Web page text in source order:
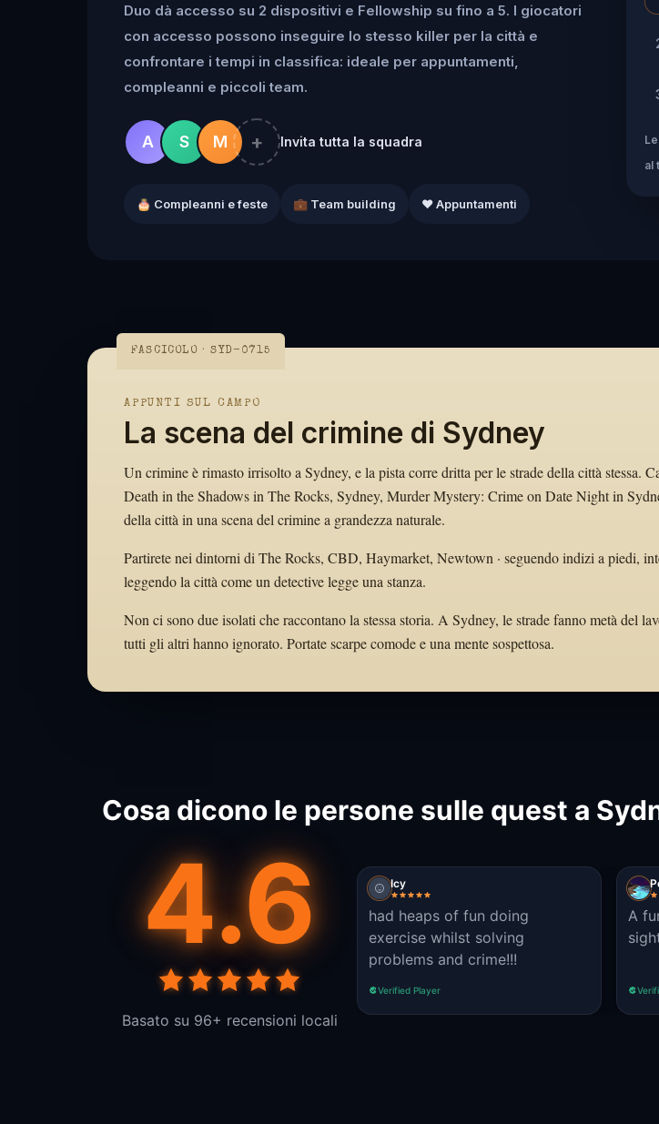
Duo dà accesso su 2 dispositivi e Fellowship su fino a 5. I giocatori
con accesso possono inseguire lo stesso killer per la città e
confrontare i tempi in classifica: ideale per appuntamenti,
compleanni e piccoli team.
A S M + Invita tutta la squadra
🎂 Compleanni e feste 💼 Team building ❤️ Appuntamenti
al
FASCICOLO · SYD-0715
APPUNTI SUL CAMPO
La scena del crimine di Sydney
Un crimine è rimasto irrisolto a Sydney, e la pista corre dritta per le strade della città stessa.
Death in the Shadows in The Rocks, Sydney, Murder Mystery: Crime on Date Night in
della città in una scena del crimine a grandezza naturale.
Partirete nei dintorni di The Rocks, CBD, Haymarket, Newtown · seguendo indizi a piedi,
leggendo la città come un detective legge una stanza.
Non ci sono due isolati che raccontano la stessa storia. A Sydney, le strade fanno metà del
tutti gli altri hanno ignorato. Portate scarpe comode e una mente sospettosa.
Cosa dicono le persone sulle quest a
4.6
Basato su 96+ recensioni locali
Icy
had heaps of fun doing
exercise whilst solving
problems and crime!!!
Verified Player
A